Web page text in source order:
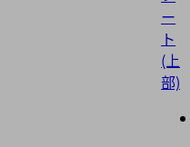
ー
ト
(上
部)